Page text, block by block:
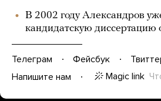
В 2002 году Александров
кандидатскую диссертацию
Телеграм Фейсбук
Напишите нам
Magic link